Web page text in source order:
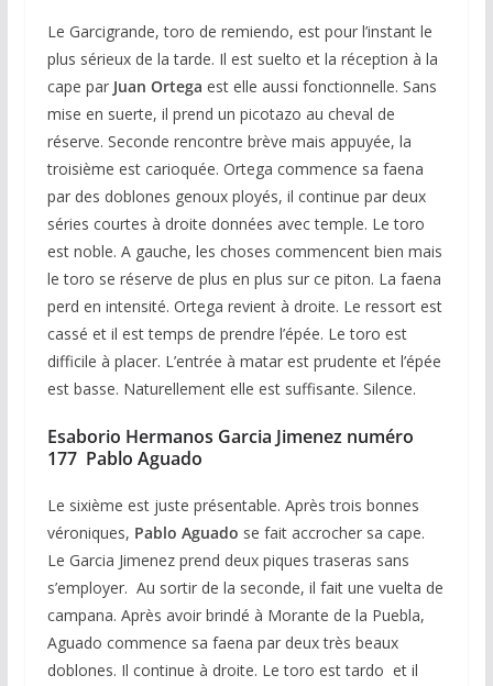
Le Garcigrande, toro de remiendo, est pour l’instant le
plus sérieux de la tarde. Il est suelto et la réception à la
cape par Juan Ortega est elle aussi fonctionnelle. Sans
mise en suerte, il prend un picotazo au cheval de
réserve. Seconde rencontre brève mais appuyée, la
troisième est carioquée. Ortega commence sa faena
par des doblones genoux ployés, il continue par deux
séries courtes à droite données avec temple. Le toro
est noble. A gauche, les choses commencent bien mais
le toro se réserve de plus en plus sur ce piton. La faena
perd en intensité. Ortega revient à droite. Le ressort est
cassé et il est temps de prendre l’épée. Le toro est
difficile à placer. L’entrée à matar est prudente et l’épée
est basse. Naturellement elle est suffisante. Silence.
Esaborio Hermanos Garcia Jimenez numéro
177 Pablo Aguado
Le sixième est juste présentable. Après trois bonnes
véroniques, Pablo Aguado se fait accrocher sa cape.
Le Garcia Jimenez prend deux piques traseras sans
s’employer. Au sortir de la seconde, il fait une vuelta de
campana. Après avoir brindé à Morante de la Puebla,
Aguado commence sa faena par deux très beaux
doblones. Il continue à droite. Le toro est tardo et il